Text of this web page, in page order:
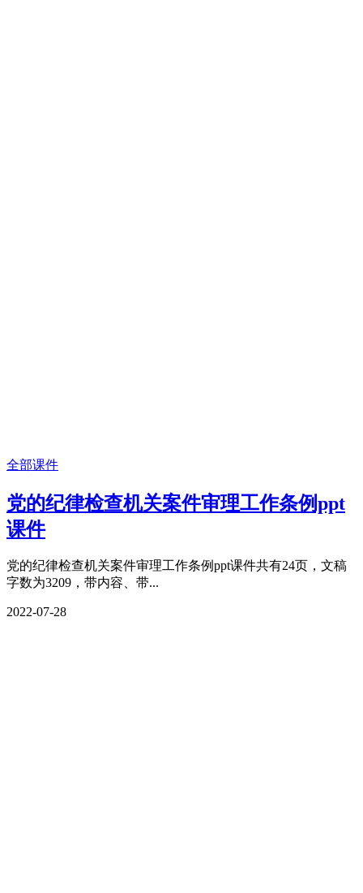
全部课件
党的纪律检查机关案件审理工作条例ppt
课件
党的纪律检查机关案件审理工作条例ppt课件共有24页，文稿
字数为3209，带内容、带...
2022-07-28